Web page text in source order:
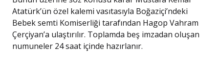
Atatürk’ün özel kalemi vasıtasıyla Boğaziçi’ndeki
Bebek semti Komiserliği tarafından Hagop Vahram
Çerçiyan’a ulaştırılır. Toplamda beş imzadan oluşan
numuneler 24 saat içinde hazırlanır.